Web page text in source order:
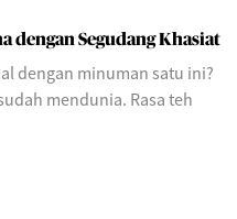
dengan Segudang Khasiat
dengan minuman satu ini?
mendunia. Rasa teh